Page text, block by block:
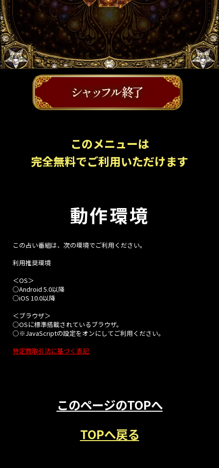
このメニューは
完全無料でご利用いただけます
動作環境
この占い番組は、次の環境でご利用ください。
利用推奨環境
＜OS＞
○Android 5.0以降
○iOS 10.0以降
＜ブラウザ＞
○OSに標準搭載されているブラウザ。
○※JavaScriptの設定をオンにしてご利用ください。
特定商取引法に基づく表記
このページのTOPへ
TOPへ戻る